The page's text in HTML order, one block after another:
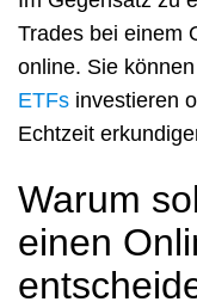
Trades bei einem
online. Sie
ETFs investieren
Echtzeit
Warum
einen